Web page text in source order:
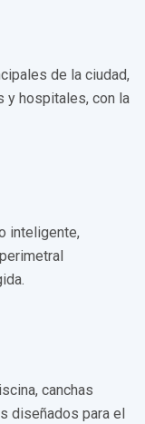
de la ciudad,
y hospitales, con la
inteligente,
canchas
diseñados para el